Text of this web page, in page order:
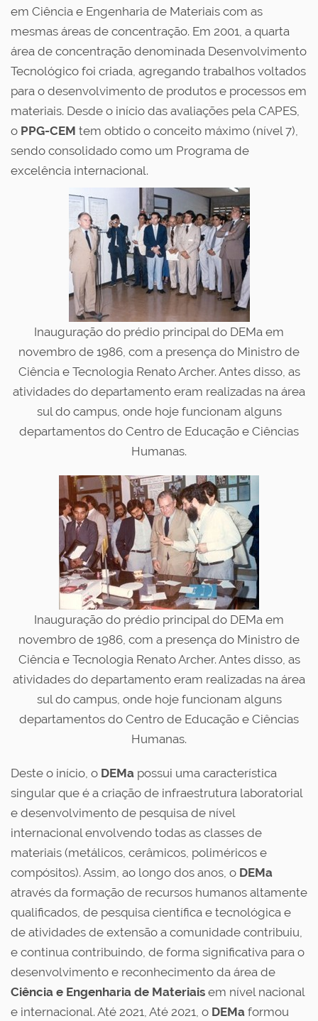
em Ciência e Engenharia de Materiais com as
mesmas áreas de concentração. Em 2001, a quarta
área de concentração denominada Desenvolvimento
Tecnológico foi criada, agregando trabalhos voltados
para o desenvolvimento de produtos e processos em
materiais. Desde o início das avaliações pela CAPES,
o PPG-CEM tem obtido o conceito máximo (nível 7),
sendo consolidado como um Programa de
excelência internacional.
Inauguração do prédio principal do DEMa em
novembro de 1986, com a presença do Ministro de
Ciência e Tecnologia Renato Archer. Antes disso, as
atividades do departamento eram realizadas na área
sul do campus, onde hoje funcionam alguns
departamentos do Centro de Educação e Ciências
Humanas.
Inauguração do prédio principal do DEMa em
novembro de 1986, com a presença do Ministro de
Ciência e Tecnologia Renato Archer. Antes disso, as
atividades do departamento eram realizadas na área
sul do campus, onde hoje funcionam alguns
departamentos do Centro de Educação e Ciências
Humanas.
Deste o início, o DEMa possui uma característica
singular que é a criação de infraestrutura laboratorial
e desenvolvimento de pesquisa de nível
internacional envolvendo todas as classes de
materiais (metálicos, cerâmicos, poliméricos e
compósitos). Assim, ao longo dos anos, o DEMa
através da formação de recursos humanos altamente
qualificados, de pesquisa científica e tecnológica e
de atividades de extensão a comunidade contribuiu,
e continua contribuindo, de forma significativa para o
desenvolvimento e reconhecimento da área de
Ciência e Engenharia de Materiais em nível nacional
e internacional. Até 2021, Até 2021, o DEMa formou